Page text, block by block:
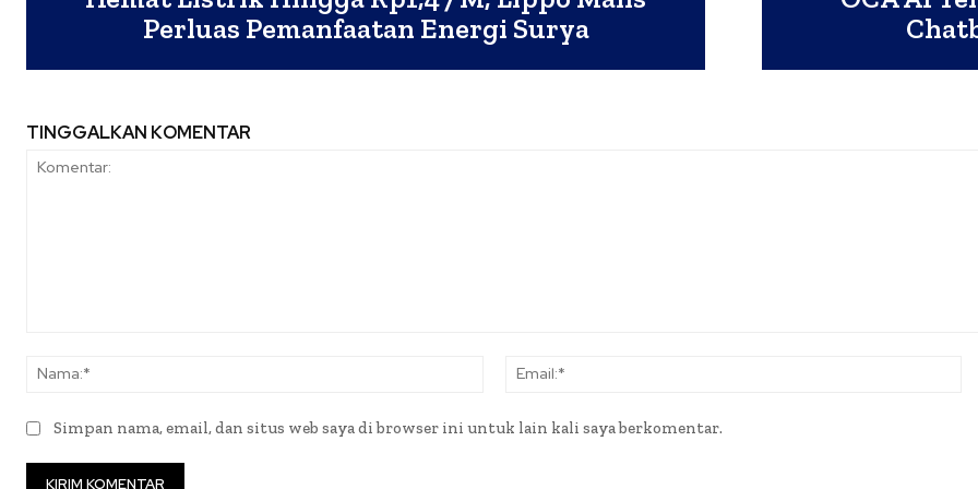
Perluas Pemanfaatan Energi Surya
TINGGALKAN KOMENTAR
Nama:*
Simpan nama, email, dan situs web saya di browser ini untuk lain kali saya berkomentar.